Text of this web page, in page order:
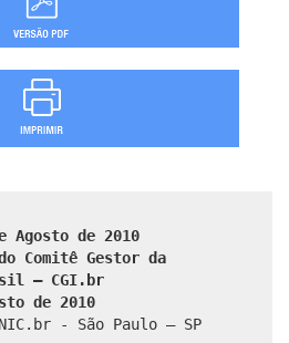
Agosto de 2010
Comitê Gestor da
– CGI.br
de 2010
- São Paulo – SP